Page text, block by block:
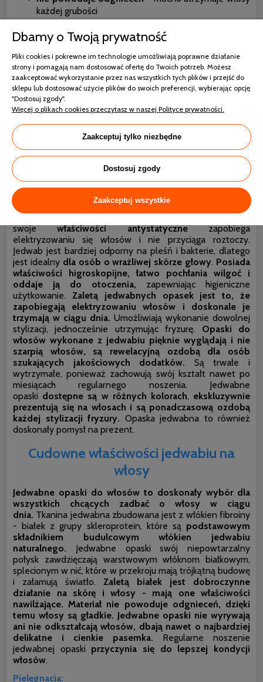
każdej grubości
odporność na rozciąganie i odkształcanie
- zachowują swój kształt
niepowtarzalny wygląd– delikatna i lekka tkanina o
subtelnym połysku
tkanina hipoalergiczna -o wysokiej
przepuszczalności powietrza
właściwości higroskopijne– wchłania wilgoć i
bardzo łatwo schnie
Dla kogo jedwabna opaska?
Opaska wykonana z wysokiej jakości jedwabiu
odpowiednia będzie do wszystkich rodzajów włosów, a
ze względu na swoje hipoalergiczne właściwości,
swojewłaściwości antystatycznezapobiega
elektryzowaniu się włosów i nie przyciąga roztoczy.
Jedwab jest bardziej odporny na pleśń i bakterie, dlatego
jest idealny dla osób o wrażliwej skórze głowy. Posiada
właściwości higroskopijne, łatwo pochłania wilgoć i
oddaje ją do otoczenia, zapewniając higieniczne
użytkowanie. Zaletą jedwabnych opasek jest to, że
zapobiegają elektryzowaniu włosów i doskonale je
trzymają w ciągu dnia. Umożliwiają wykonanie dowolnej
stylizacji, jednocześnie utrzymując fryzurę. Opaski do
włosów wykonane z jedwabiu pięknie wyglądają i nie
szarpią włosów, są rewelacyjną ozdobą dla osób
szukających jakościowych dodatków. Są trwałe i
wytrzymałe, ponieważ zachowują swój kształt nawet po
miesiącach regularnego noszenia. Jedwabne
opaski dostępne są w różnych kolorach, ekskluzywnie
prezentują się na włosach i są ponadczasową ozdobą
każdej stylizacji fryzury. Opaska jedwabna to również
doskonały pomysł na prezent.
Cudowne właściwości jedwabiu na
włosy
Jedwabne opaski do włosów to doskonały wybór dla
wszystkich chcących zadbać o włosy w ciągu
dnia. Tkanina jedwabna zbudowanajest z włókien fibroiny
- białek z grupy skleroprotein, które sąpodstawowym
składnikiem budulcowym włókien jedwabiu
naturalnego. Jedwabne opaski swój niepowtarzalny
połysk zawdzięczają warstwowym włóknom białkowym,
splecionym w nić, które w przekroju mają trójkątną budowę
i załamują światło. Zaletą białek jest dobroczynne
działanie na skórę i włosy - mają one właściwości
nawilżające. Materiał nie powoduje odgnieceń, dzięki
temu włosy są gładkie. Jedwabne opaski nie wyrywają
ani nie odkształcają włosów, dbają nawet o najbardziej
delikatne i cienkie pasemka. Regularne noszenie
jedwabnej opaski przyczynia się do lepszej kondycji
włosów.
Pielęgnacja:
Dbamy o Twoją prywatność
Pliki cookies i pokrewne im technologie umożliwiają poprawne działanie
strony i pomagają nam dostosować ofertę do Twoich potrzeb. Możesz
zaakceptować wykorzystanie przez nas wszystkich tych plików i przejść do
sklepu lub dostosować użycie plików do swoich preferencji, wybierając opcję
"Dostosuj zgody".
Więcej o plikach cookies przeczytasz w naszej Polityce prywatności.
Zaakceptuj tylko niezbędne
Dostosuj zgody
Zaakceptuj wszystkie